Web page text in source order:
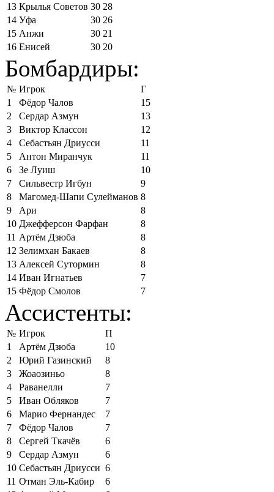
13 Крылья Советов 30 28
14 Уфа 30 26
15 Анжи 30 21
16 Енисей 30 20
Бомбардиры:
№ Игрок
Г
1
Фёдор Чалов
15
2
Сердар Азмун
13
3
Виктор Классон
12
4
Себастьян Дриусси
11
5
Антон Миранчук
11
6
Зе Луиш
10
7
Сильвестр Игбун
9
8
Магомед-Шапи Сулейманов 8
9
Ари
8
10 Джефферсон Фарфан
8
11 Артём Дзюба
8
12 Зелимхан Бакаев
8
13 Алексей Сутормин
8
14 Иван Игнатьев
7
15 Фёдор Смолов 7
Ассистенты:
№ Игрок
П
1
Артём Дзюба
10
2
Юрий Газинский
8
3
Жоаозиньо
8
4
Раванелли
7
5
Иван Обляков
7
6
Марио Фернандес
7
7
Фёдор Чалов
7
8
Сергей Ткачёв
6
9
Сердар Азмун
6
10 Себастьян Дриусси 6
11 Отман Эль-Кабир
6